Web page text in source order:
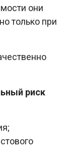
они
только при
риск